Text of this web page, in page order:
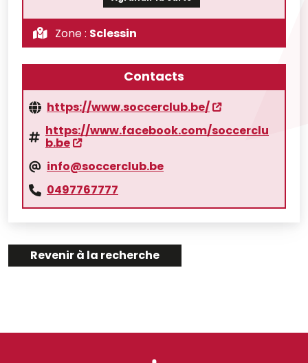
Zone : Sclessin
Contacts
https://www.soccerclub.be/
https://www.facebook.com/soccerclu
b.be
info@soccerclub.be
0497767777
Revenir à la recherche